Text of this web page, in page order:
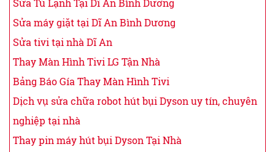
Sửa máy giặt tại Dĩ An Bình Dương
Sửa tivi tại nhà Dĩ An
Thay Màn Hình Tivi LG Tận Nhà
Bảng Báo Gía Thay Màn Hình Tivi
Dịch vụ sửa chữa robot hút bụi Dyson uy tín, chuyên
nghiệp tại nhà
Thay pin máy hút bụi Dyson Tại Nhà